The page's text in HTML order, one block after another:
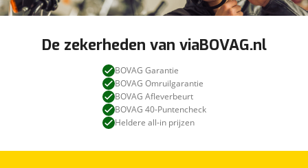
De zekerheden van viaBOVAG.nl
BOVAG Garantie
BOVAG Omruilgarantie
BOVAG Afleverbeurt
BOVAG 40-Puntencheck
Heldere all-in prijzen